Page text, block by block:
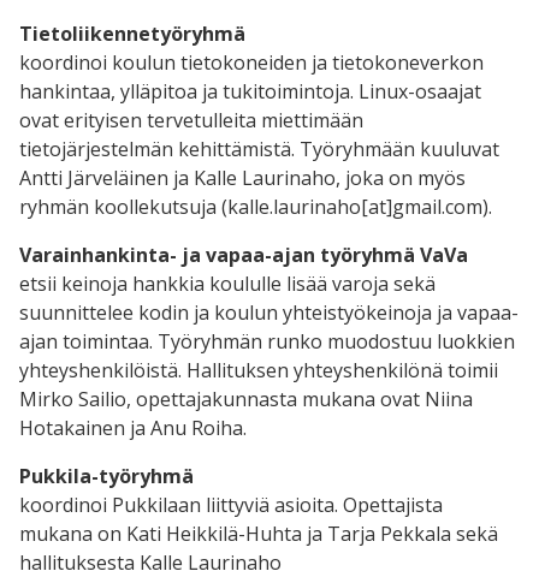
Tietoliikennetyöryhmä
koordinoi koulun tietokoneiden ja tietokoneverkon
hankintaa, ylläpitoa ja tukitoimintoja. Linux-osaajat
ovat erityisen tervetulleita miettimään
tietojärjestelmän kehittämistä. Työryhmään kuuluvat
Antti Järveläinen ja Kalle Laurinaho, joka on myös
ryhmän koollekutsuja (kalle.laurinaho[at]gmail.com).
Varainhankinta- ja vapaa-ajan työryhmä VaVa
etsii keinoja hankkia koululle lisää varoja sekä
suunnittelee kodin ja koulun yhteistyökeinoja ja vapaa-
ajan toimintaa. Työryhmän runko muodostuu luokkien
yhteyshenkilöistä. Hallituksen yhteyshenkilönä toimii
Mirko Sailio, opettajakunnasta mukana ovat Niina
Hotakainen ja Anu Roiha.
Pukkila-työryhmä
koordinoi Pukkilaan liittyviä asioita. Opettajista
mukana on Kati Heikkilä-Huhta ja Tarja Pekkala sekä
hallituksesta Kalle Laurinaho